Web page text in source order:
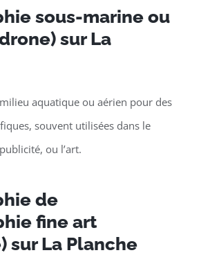
sous-marine ou
sur La
aquatique ou aérien pour des
souvent utilisées dans le
ou l’art.
de
fine art
sur La Planche